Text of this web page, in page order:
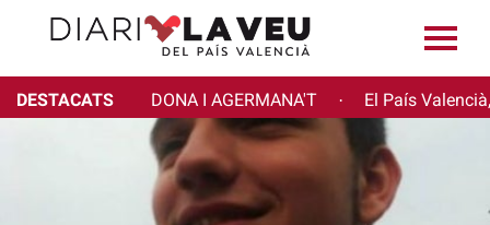
DESTACATS DONA I AGERMANA'T · El País